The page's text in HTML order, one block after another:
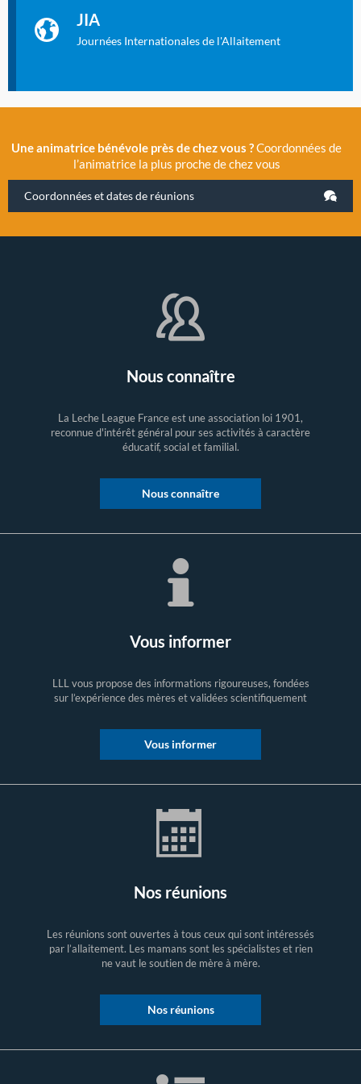
JIA
Journées Internationales de l'Allaitement
2019 la 11e Journée Internationale de l’Allaitement, un
évènement exceptionnel organisé par LLL France.
Une animatrice bénévole près de chez vous ?Coordonnées de
l’animatrice la plus proche de chez vous
Coordonnées et dates de réunions
Nous connaître
La Leche League France est une association loi 1901,
reconnue d'intérêt général pour ses activités à caractère
éducatif, social et familial.
Nous connaître
Vous informer
LLL vous propose des informations rigoureuses, fondées
sur l’expérience des mères et validées scientifiquement
Vous informer
Nos réunions
Les réunions sont ouvertes à tous ceux qui sont intéressés
par l’allaitement. Les mamans sont les spécialistes et rien
ne vaut le soutien de mère à mère.
Nos réunions